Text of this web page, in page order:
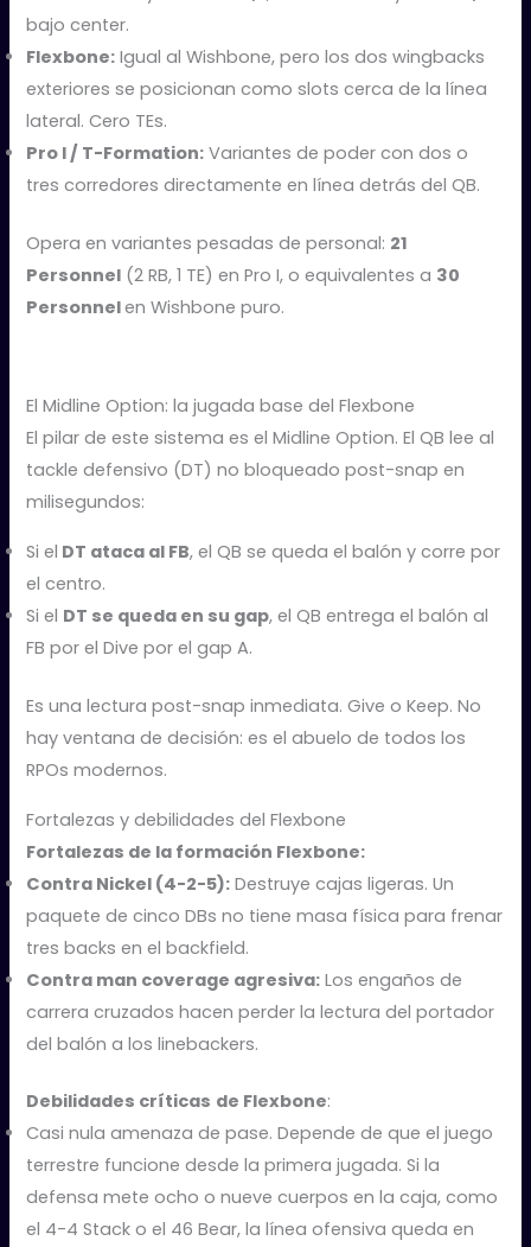
bajo center.
Flexbone: Igual al Wishbone, pero los dos wingbacks
exteriores se posicionan como slots cerca de la línea
lateral. Cero TEs.
Pro I / T-Formation: Variantes de poder con dos o
tres corredores directamente en línea detrás del QB.
Opera en variantes pesadas de personal: 21
Personnel (2 RB, 1 TE) en Pro I, o equivalentes a 30
Personnelen Wishbone puro.
El Midline Option: la jugada base del Flexbone
El pilar de este sistema es el Midline Option. El QB lee al
tackle defensivo (DT) no bloqueado post-snap en
milisegundos:
Si el DT ataca al FB, el QB se queda el balón y corre por
el centro.
Si el DT se queda en su gap, el QB entrega el balón al
FB por el Dive por el gap A.
Es una lectura post-snap inmediata. Give o Keep. No
hay ventana de decisión: es el abuelo de todos los
RPOs modernos.
Fortalezas y debilidades del Flexbone
Fortalezas de la formación Flexbone:
Contra Nickel (4-2-5): Destruye cajas ligeras. Un
paquete de cinco DBs no tiene masa física para frenar
tres backs en el backfield.
Contra man coverage agresiva: Los engaños de
carrera cruzados hacen perder la lectura del portador
del balón a los linebackers.
Debilidades críticas de Flexbone:
Casi nula amenaza de pase. Depende de que el juego
terrestre funcione desde la primera jugada. Si la
defensa mete ocho o nueve cuerpos en la caja, como
el 4-4 Stack o el 46 Bear, la línea ofensiva queda en